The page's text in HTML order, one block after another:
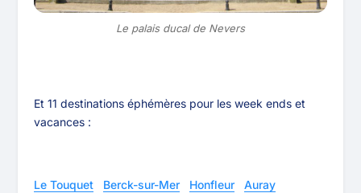
Le palais ducal de Nevers
Et 11 destinations éphémères pour les week ends et
vacances :
Le Touquet Berck-sur-Mer Honfleur Auray